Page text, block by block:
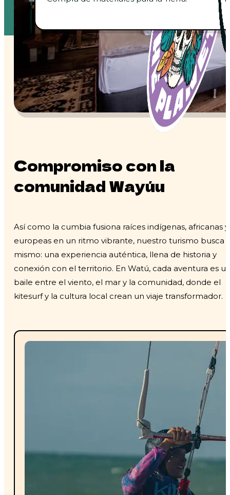
Compromiso con la
comunidad Wayúu
Así como la cumbia fusiona raíces indígenas, africanas y
europeas en un ritmo vibrante, nuestro turismo busca
mismo: una experiencia auténtica, llena de historia y
conexión con el territorio. En Watú, cada aventura es
baile entre el viento, el mar y la comunidad, donde el
kitesurf y la cultura local crean un viaje transformador.